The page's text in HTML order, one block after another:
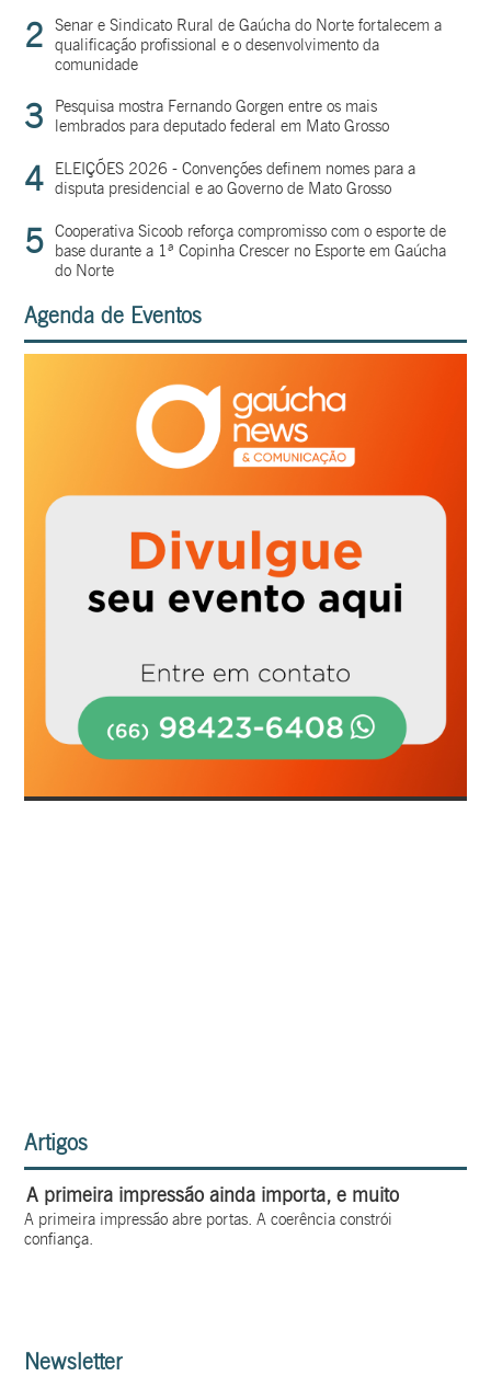
2
Senar e Sindicato Rural de Gaúcha do Norte fortalecem a
qualificação profissional e o desenvolvimento da
comunidade
3
Pesquisa mostra Fernando Gorgen entre os mais
lembrados para deputado federal em Mato Grosso
4
ELEIÇÕES 2026 - Convenções definem nomes para a
disputa presidencial e ao Governo de Mato Grosso
5 Cooperativa Sicoob reforça compromisso com o esporte de
base durante a 1ª Copinha Crescer no Esporte em Gaúcha
do Norte
Agenda de Eventos
Artigos
A primeira impressão ainda importa, e muito
A primeira impressão abre portas. A coerência constrói
confiança.
Newsletter